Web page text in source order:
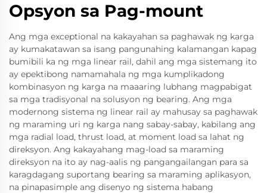
Opsyon sa Pag-mount
Ang mga exceptional na kakayahan sa paghawak ng karga
ay kumakatawan sa isang pangunahing kalamangan kapag
bumibili ka ng mga linear rail, dahil ang mga sistemang ito
ay epektibong namamahala ng mga kumplikadong
kombinasyon ng karga na maaaring lubhang magpabigat
sa mga tradisyonal na solusyon ng bearing. Ang mga
modernong sistema ng linear rail ay mahusay sa paghawak
ng maraming uri ng karga nang sabay-sabay, kabilang ang
mga radial load, thrust load, at moment load sa lahat ng
direksyon. Ang kakayahang mag-load sa maraming
direksyon na ito ay nag-aalis ng pangangailangan para sa
karagdagang suportang bearing sa maraming aplikasyon,
na pinapasimple ang disenyo ng sistema habang